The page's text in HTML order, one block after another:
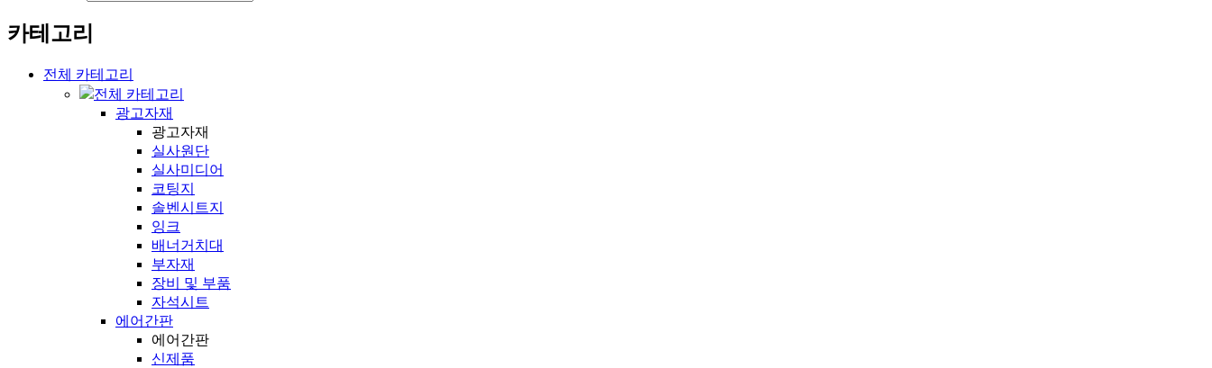
카테고리
전체 카테고리
전체 카테고리
광고자재
광고자재
실사원단
실사미디어
코팅지
솔벤시트지
잉크
배너거치대
부자재
장비 및 부품
자석시트
에어간판
에어간판
신제품